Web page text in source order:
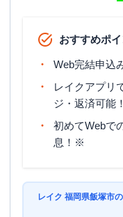
おすすめポイ
Web完結申込
レイクアプリ
ジ・返済可能！
初めてWebで
息！※
レイク 福岡県飯塚市